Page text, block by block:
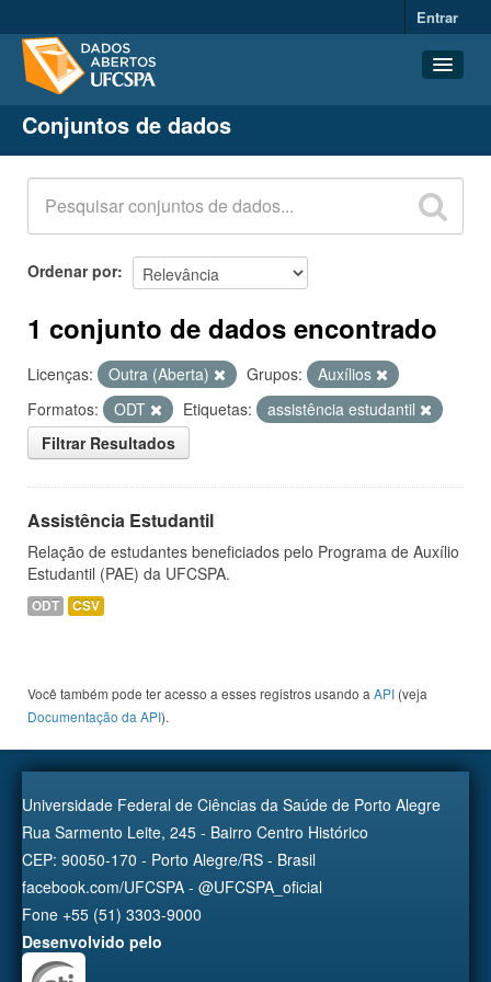
Entrar
Conjuntos de dados
Organizações
Grupos
Sobre
Conjuntos de dados
Ordenar por
1 conjunto de dados encontrado
Licenças: Outra (Aberta) Grupos:
Auxílios
Formatos:
ODT Etiquetas:
assistência estudantil
Filtrar Resultados
Assistência Estudantil
Relação de estudantes beneficiados pelo Programa de Auxílio
Estudantil (PAE) da UFCSPA.
ODT CSV
Você também pode ter acesso a esses registros usando a API (veja
Documentação da API).
Universidade Federal de Ciências da Saúde de Porto Alegre
Rua Sarmento Leite, 245 - Bairro Centro Histórico
CEP: 90050-170 - Porto Alegre/RS - Brasil
facebook.com/UFCSPA - @UFCSPA_oficial
Fone +55 (51) 3303-9000
Desenvolvido pelo